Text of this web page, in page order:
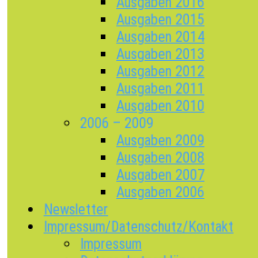
Ausgaben 2015
Ausgaben 2014
Ausgaben 2013
Ausgaben 2012
Ausgaben 2011
Ausgaben 2010
2006 – 2009
Ausgaben 2009
Ausgaben 2008
Ausgaben 2007
Ausgaben 2006
Newsletter
Impressum/Datenschutz/Kontakt
Impressum